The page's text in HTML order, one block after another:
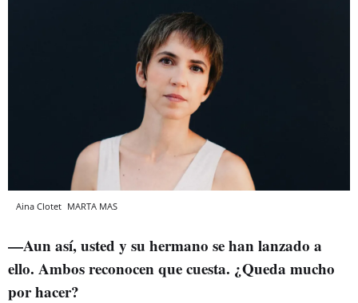
Aina Clotet MARTA MAS
—Aun así, usted y su hermano se han lanzado a
ello. Ambos reconocen que cuesta. ¿Queda mucho
por hacer?